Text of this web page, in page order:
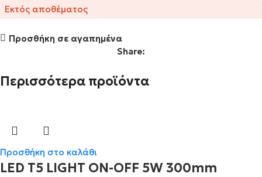
Εκτός αποθέματος
Προσθήκη σε αγαπημένα
Share:
Περισσότερα προϊόντα
Προσθήκη στο καλάθι
LED T5 LIGHT ON-OFF 5W 300mm